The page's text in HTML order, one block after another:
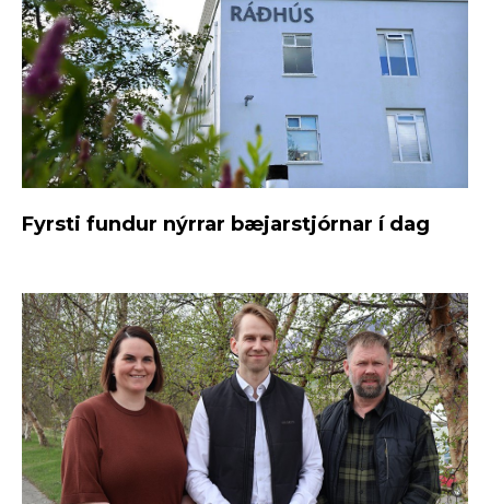
Fyrsti fundur nýrrar bæjarstjórnar í dag